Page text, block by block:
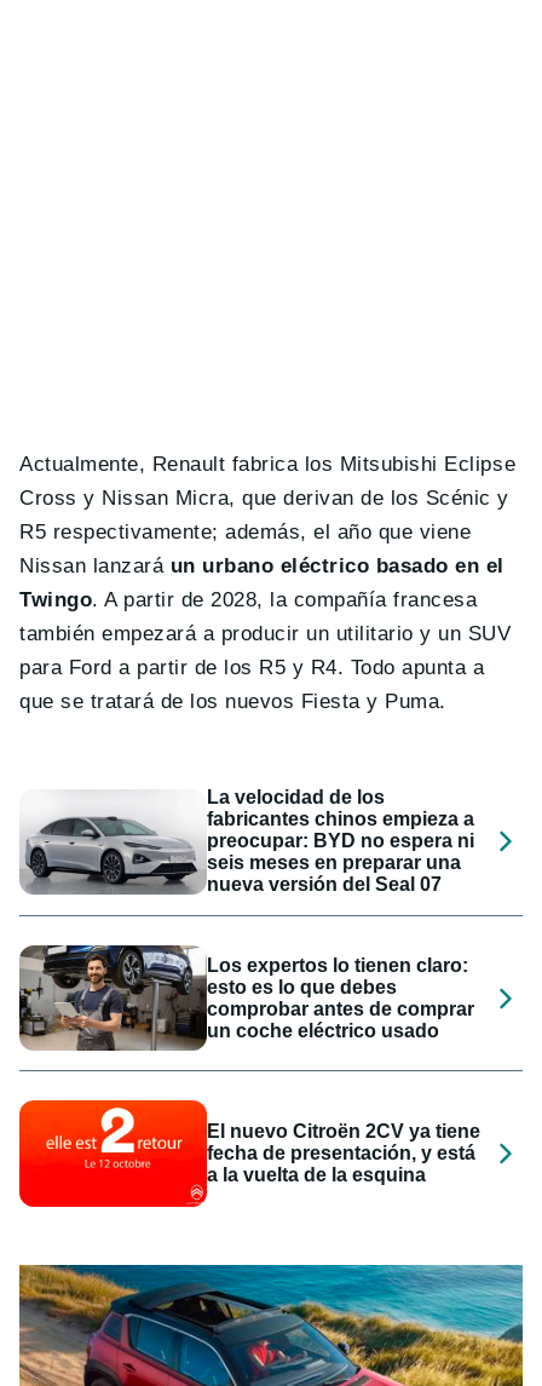
Actualmente, Renault fabrica los Mitsubishi Eclipse
Cross y Nissan Micra, que derivan de los Scénic y
R5 respectivamente; además, el año que viene
Nissan lanzará un urbano eléctrico basado en el
Twingo. A partir de 2028, la compañía francesa
también empezará a producir un utilitario y un SUV
para Ford a partir de los R5 y R4. Todo apunta a
que se tratará de los nuevos Fiesta y Puma.
La velocidad de los
fabricantes chinos empieza a
preocupar: BYD no espera ni
seis meses en preparar una
nueva versión del Seal 07
Los expertos lo tienen claro:
esto es lo que debes
comprobar antes de comprar
un coche eléctrico usado
El nuevo Citroën 2CV ya tiene
fecha de presentación, y está
a la vuelta de la esquina